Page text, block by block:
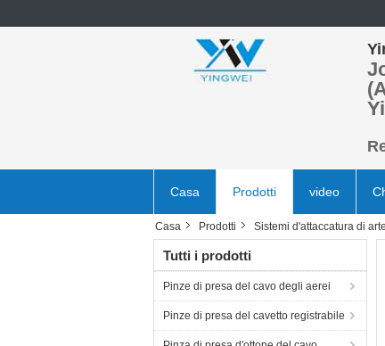
Casa Prodotti video
Casa Prodotti Sistemi d'attaccatura di arte
Tutti i prodotti
Pinze di presa del cavo degli aerei
Pinze di presa del cavetto registrabile